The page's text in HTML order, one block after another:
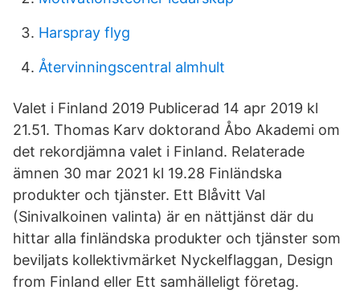
Harspray flyg
Återvinningscentral almhult
Valet i Finland 2019 Publicerad 14 apr 2019 kl
21.51. Thomas Karv doktorand Åbo Akademi om
det rekordjämna valet i Finland. Relaterade
ämnen 30 mar 2021 kl 19.28 Finländska
produkter och tjänster. Ett Blåvitt Val
(Sinivalkoinen valinta) är en nättjänst där du
hittar alla finländska produkter och tjänster som
beviljats kollektivmärket Nyckelflaggan, Design
from Finland eller Ett samhälleligt företag.